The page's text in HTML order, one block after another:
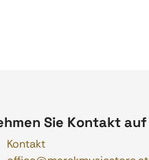
Sie Kontakt auf
Kontakt